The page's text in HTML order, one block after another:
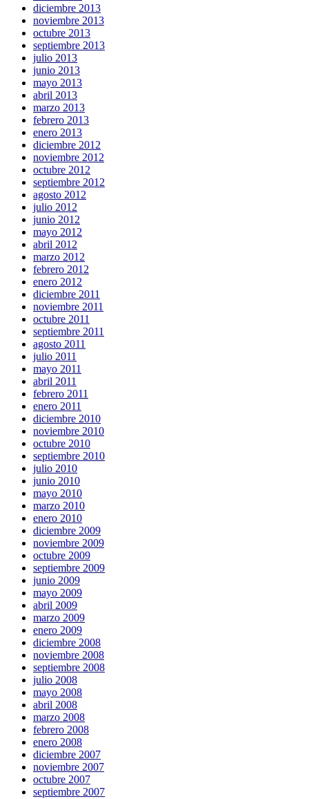
diciembre 2013
noviembre 2013
octubre 2013
septiembre 2013
julio 2013
junio 2013
mayo 2013
abril 2013
marzo 2013
febrero 2013
enero 2013
diciembre 2012
noviembre 2012
octubre 2012
septiembre 2012
agosto 2012
julio 2012
junio 2012
mayo 2012
abril 2012
marzo 2012
febrero 2012
enero 2012
diciembre 2011
noviembre 2011
octubre 2011
septiembre 2011
agosto 2011
julio 2011
mayo 2011
abril 2011
febrero 2011
enero 2011
diciembre 2010
noviembre 2010
octubre 2010
septiembre 2010
julio 2010
junio 2010
mayo 2010
marzo 2010
enero 2010
diciembre 2009
noviembre 2009
octubre 2009
septiembre 2009
junio 2009
mayo 2009
abril 2009
marzo 2009
enero 2009
diciembre 2008
noviembre 2008
septiembre 2008
julio 2008
mayo 2008
abril 2008
marzo 2008
febrero 2008
enero 2008
diciembre 2007
noviembre 2007
octubre 2007
septiembre 2007